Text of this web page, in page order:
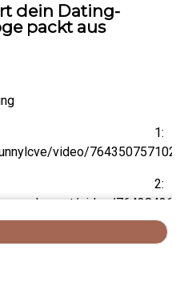
dein Dating-
packt aus
1:
video/
2:
video/
Programm "Der